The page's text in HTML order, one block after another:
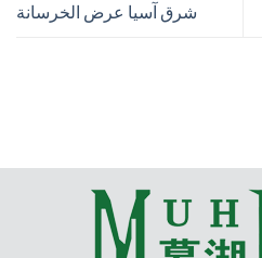
شرق آسيا عرض الخرسانة